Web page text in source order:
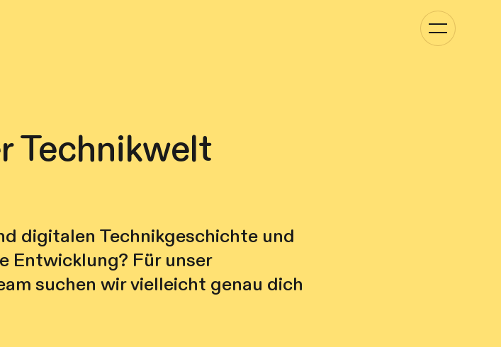
Kategorie-
Navigation
Technikwelt
digitalen Technikgeschichte und
Entwicklung? Für unser
suchen wir vielleicht genau dich